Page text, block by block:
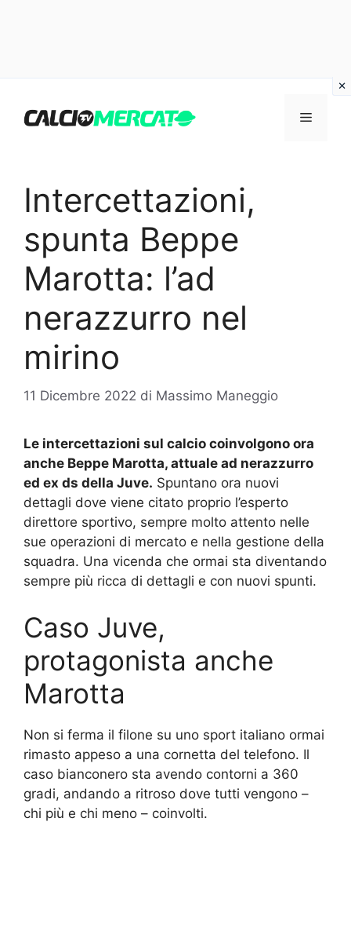
contenuto
Menu
Intercettazioni,
spunta Beppe
Marotta: l’ad
nerazzurro nel
mirino
11 Dicembre 2022 di Massimo Maneggio
Le intercettazioni sul calcio coinvolgono ora
anche Beppe Marotta, attuale ad nerazzurro
ed ex ds della Juve. Spuntano ora nuovi
dettagli dove viene citato proprio l’esperto
direttore sportivo, sempre molto attento nelle
sue operazioni di mercato e nella gestione della
squadra. Una vicenda che ormai sta diventando
sempre più ricca di dettagli e con nuovi spunti.
Caso Juve,
protagonista anche
Marotta
Non si ferma il filone su uno sport italiano ormai
rimasto appeso a una cornetta del telefono. Il
caso bianconero sta avendo contorni a 360
gradi, andando a ritroso dove tutti vengono –
chi più e chi meno – coinvolti.